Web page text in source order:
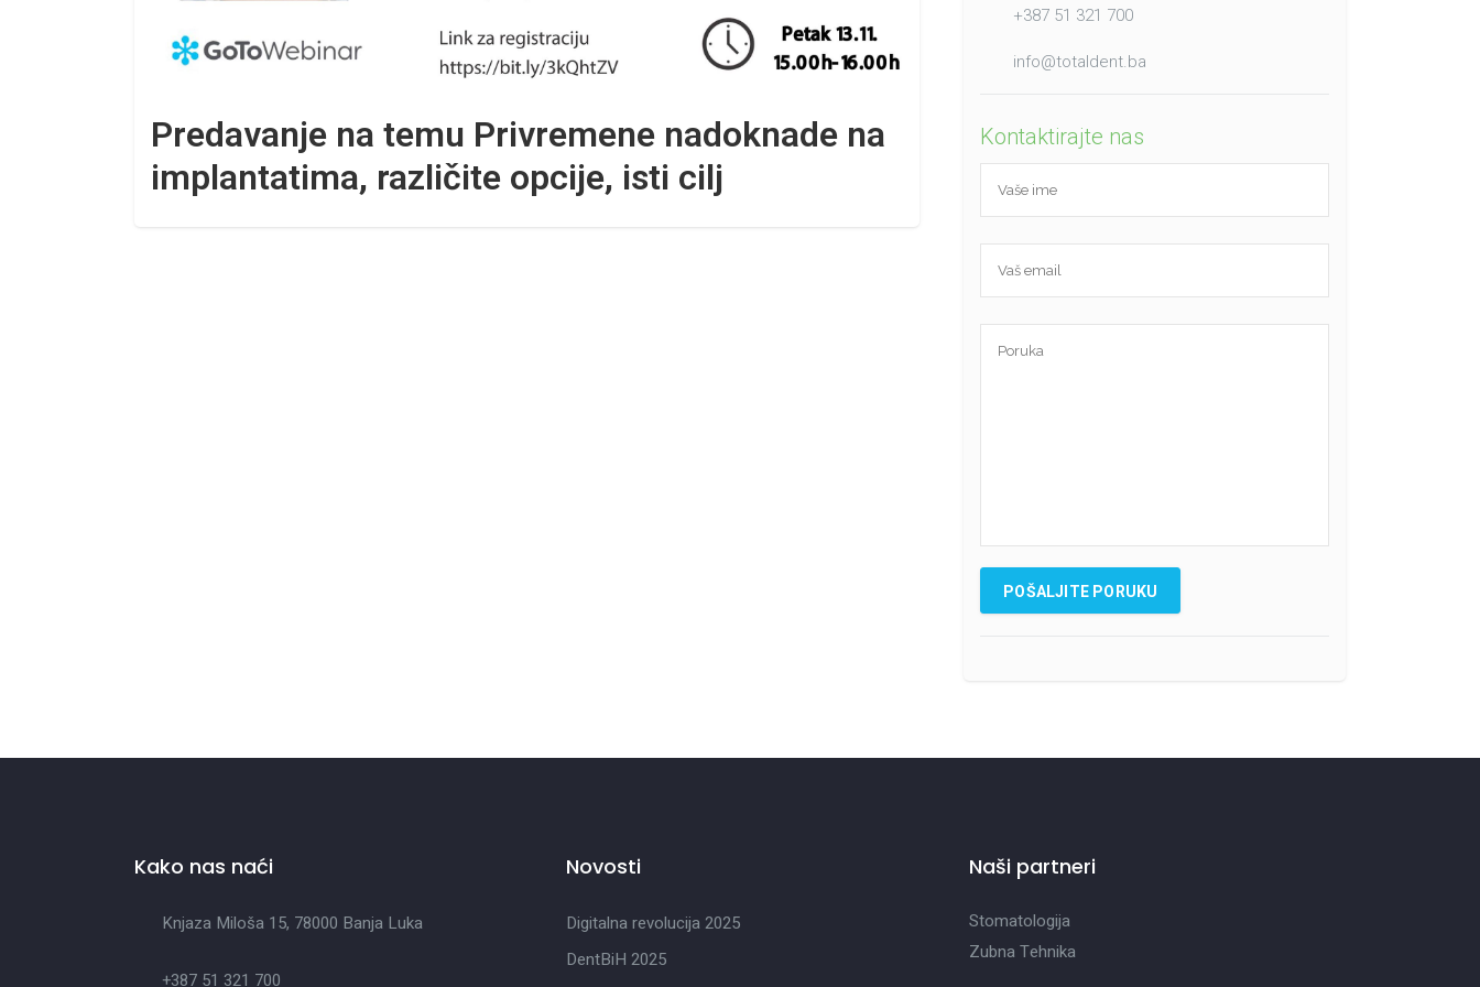
Predavanje na temu Privremene nadoknade na
implantatima, različite opcije, isti cilj
+387 51 321 700
info@totaldent.ba
Kontaktirajte nas
Kako nas naći
Knjaza Miloša 15, 78000 Banja Luka
+387 51 321 700
Novosti
Digitalna revolucija 2025
DentBiH 2025
Naši partneri
Stomatologija
Zubna Tehnika